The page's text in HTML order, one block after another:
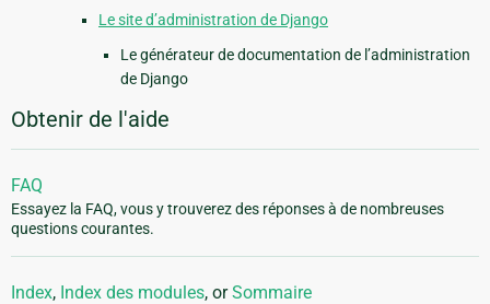
Le site d’administration de Django
Le générateur de documentation de l’administration
de Django
Obtenir de l'aide
FAQ
Essayez la FAQ, vous y trouverez des réponses à de nombreuses
questions courantes.
Index, Index des modules, orSommaire